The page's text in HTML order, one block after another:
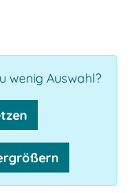
wenig Auswahl?